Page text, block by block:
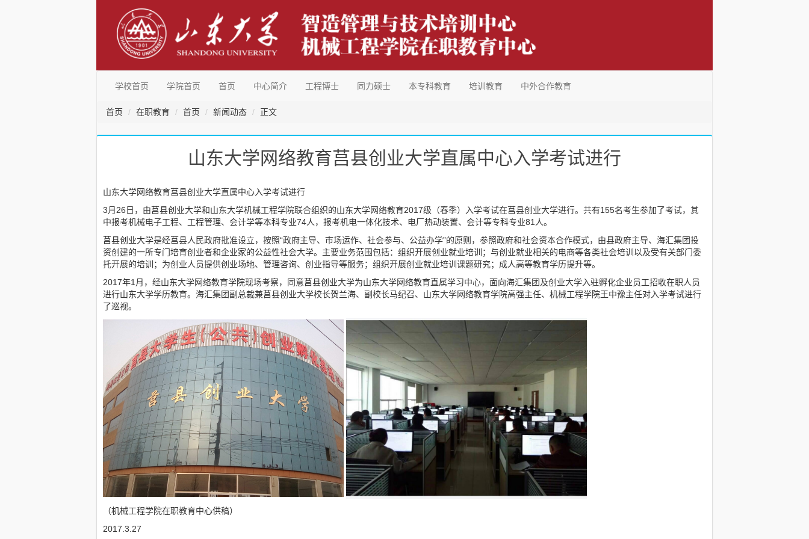
学校首页 学院首页 首页 中心简介 工程博士 同力硕士 本专科教育 培训教育 中外合作教育
首页 在职教育 首页 新闻动态 正文
山东大学网络教育莒县创业大学直属中心入学考试进行
山东大学网络教育莒县创业大学直属中心入学考试进行
3月26日，由莒县创业大学和山东大学机械工程学院联合组织的山东大学网络教育2017级（春季）入学考试在莒县创业大学进行。共有155名考生参加了考试，其
中报考机械电子工程、工程管理、会计学等本科专业74人，报考机电一体化技术、电厂热动装置、会计等专科专业81人。
莒县创业大学是经莒县人民政府批准设立，按照“政府主导、市场运作、社会参与、公益办学”的原则，参照政府和社会资本合作模式，由县政府主导、海汇集团投
资创建的一所专门培育创业者和企业家的公益性社会大学。主要业务范围包括：组织开展创业就业培训；与创业就业相关的电商等各类社会培训以及受有关部门委
托开展的培训；为创业人员提供创业场地、管理咨询、创业指导等服务；组织开展创业就业培训课题研究；成人高等教育学历提升等。
2017年1月，经山东大学网络教育学院现场考察，同意莒县创业大学为山东大学网络教育直属学习中心，面向海汇集团及创业大学入驻孵化企业员工招收在职人员
进行山东大学学历教育。海汇集团副总裁兼莒县创业大学校长贺兰海、副校长马纪召、山东大学网络教育学院高强主任、机械工程学院王中豫主任对入学考试进行
了巡视。
（机械工程学院在职教育中心供稿）
2017.3.27